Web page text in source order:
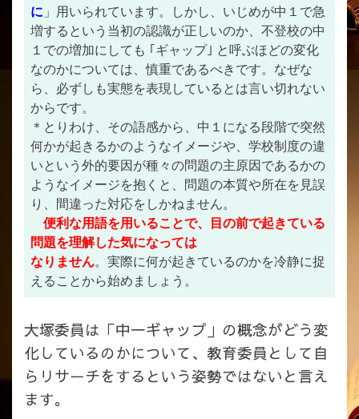
に 」用いられています。しかし、いじめが中１で急
増するという当初の認識が正しいのか、不登校の中
１での増加にしても ｢ギャップ｣ と呼ぶほどの変化
なのかについては、慎重であるべきです。なぜな
ら、必ずしも実態を表現しているとは言い切れない
からです。
＊とりわけ、その語感から、中１になる段階で突然
何かが起きるかのようなイメージや、学校制度の違
いという外的要因が種々の問題の主原因であるかの
ようなイメージを抱くと、問題の本質や所在を見誤
り、間違った対応をしかねません。
便利な用語を用いることで、目の前で起きている
問題を理解した気になっては
なりません。実際に何が起きているのかを冷静に捉
えることから始めましょう。
大塚委員は「中一ギャップ」の概念がどう変
化しているのかについて、教育委員として自
らリサーチをするという姿勢ではないと言え
ます。